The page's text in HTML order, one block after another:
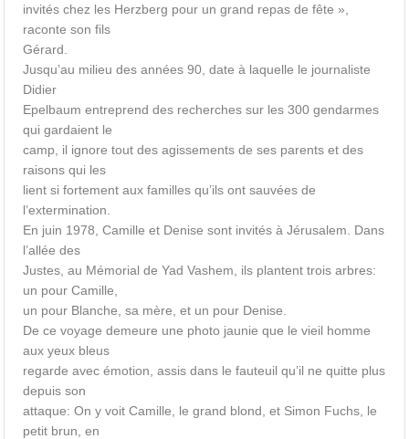
invités chez les Herzberg pour un grand repas de fête »,
raconte son fils
Gérard.
Jusqu’au milieu des années 90, date à laquelle le journaliste
Didier
Epelbaum entreprend des recherches sur les 300 gendarmes
qui gardaient le
camp, il ignore tout des agissements de ses parents et des
raisons qui les
lient si fortement aux familles qu’ils ont sauvées de
l’extermination.
En juin 1978, Camille et Denise sont invités à Jérusalem. Dans
l’allée des
Justes, au Mémorial de Yad Vashem, ils plantent trois arbres:
un pour Camille,
un pour Blanche, sa mère, et un pour Denise.
De ce voyage demeure une photo jaunie que le vieil homme
aux yeux bleus
regarde avec émotion, assis dans le fauteuil qu’il ne quitte plus
depuis son
attaque: On y voit Camille, le grand blond, et Simon Fuchs, le
petit brun, en